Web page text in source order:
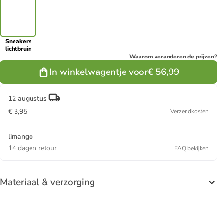
Sneakers
lichtbruin
Waarom veranderen de prijzen?
In winkelwagentje voor€ 56,99
12 augustus
€ 3,95
Verzendkosten
limango
14 dagen retour
FAQ bekijken
Materiaal & verzorging